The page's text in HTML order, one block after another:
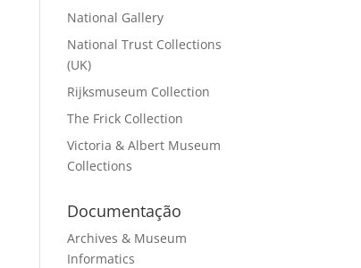
National Gallery
National Trust Collections
(UK)
Rijksmuseum Collection
The Frick Collection
Victoria & Albert Museum
Collections
Documentação
Archives & Museum
Informatics